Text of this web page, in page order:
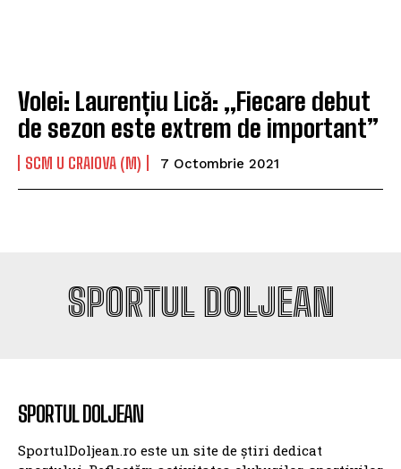
Volei: Laurențiu Lică: „Fiecare debut
de sezon este extrem de important”
SCM U CRAIOVA (M) 7 Octombrie 2021
SPORTUL DOLJEAN
SPORTUL DOLJEAN
SportulDoljean.ro este un site de știri dedicat